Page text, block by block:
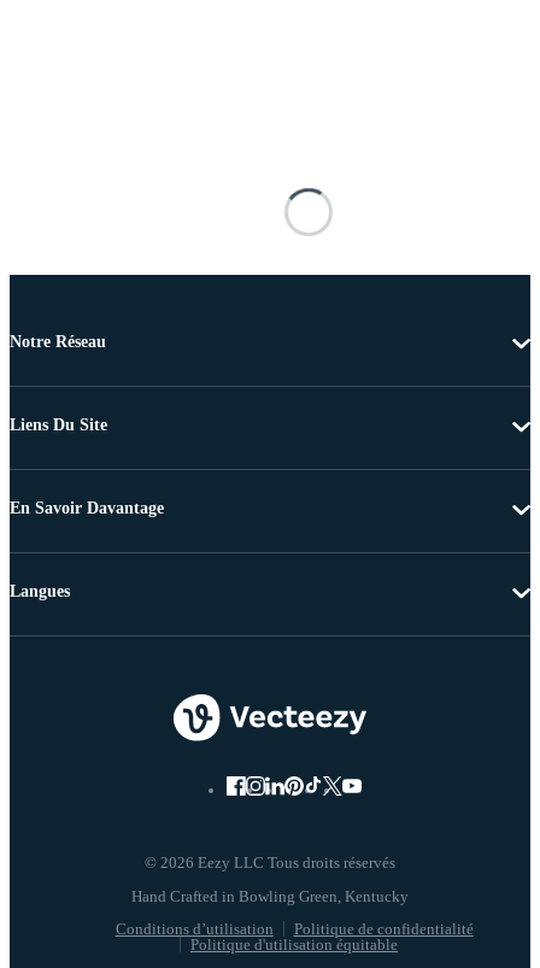
Notre Réseau
Liens Du Site
En Savoir Davantage
© 2026 Eezy LLC Tous droits réservés
Conditions d’utilisation
Politique de confidentialité
Politique d'utilisation équitable
Langues